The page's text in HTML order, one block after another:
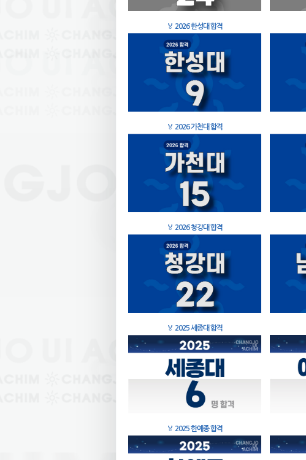
🏅 2026 한성대 합격
🏅 2026 가천대 합격
🏅 2026 청강대 합격
🏅 2025 세종대 합격
🏅 2025 한예종 합격